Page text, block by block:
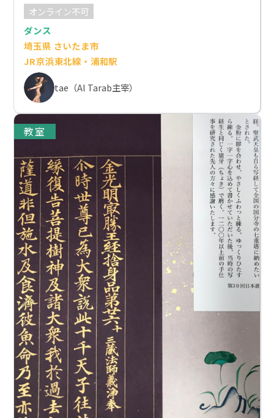
オンライン不可
ダンス
埼玉県 さいたま市
JR京浜東北線・浦和駅
tae（Al Tarab主宰）
教室